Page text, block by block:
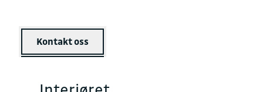
Kontakt oss